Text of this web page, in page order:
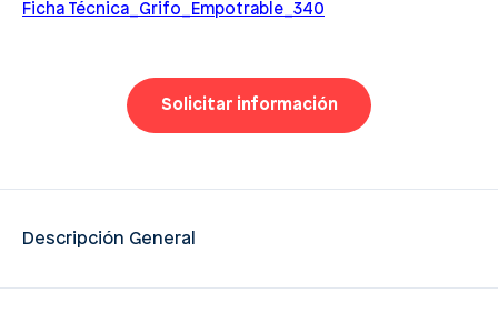
Ficha Técnica_Grifo_Empotrable_340
Solicitar información
Descripción General